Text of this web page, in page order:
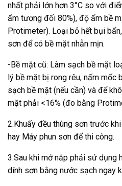
nhất phải lớn hơn 3°C so với
ẩm tương đối 80%), độ ẩm bề
Protimeter). Loại bỏ hết bụi
sơn để có bề mặt nhẵn mịn.
-Bề mặt cũ: Làm sạch bề mặt
lý bề mặt bị rong rêu, nấm mốc
sạch bề mặt (nếu cần) và để
mặt phải <16% (đo bằng
2.Khuấy đều thùng sơn trước
hay Máy phun sơn để thi công.
3.Sau khi mở nắp phải sử dụng
dính sơn bằng nước sạch ngay